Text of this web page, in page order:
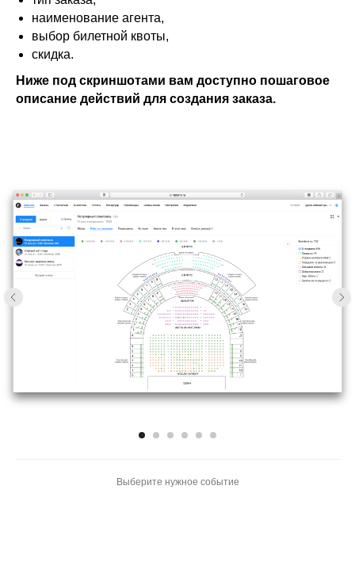
наименование агента,
выбор билетной квоты,
скидка.
Ниже под скриншотами вам доступно пошаговое
описание действий для создания заказа.
Выберите нужное событие